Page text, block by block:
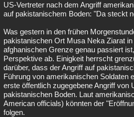
US-Vertreter nach dem Angriff
auf pakistanischem Boden: "Da steckt
Was gestern in den frühen
pakistanischen Ort Musa Neka Ziarat
afghanischen Grenze genau passiert
Perspektive ab. Einigkeit herrscht
darüber, dass der Angriff auf
Führung von amerikanischen Soldaten
erste öffentlich zugegebene Angriff von
pakistanischen Boden. Laut
American officials) könnten der
folgen.